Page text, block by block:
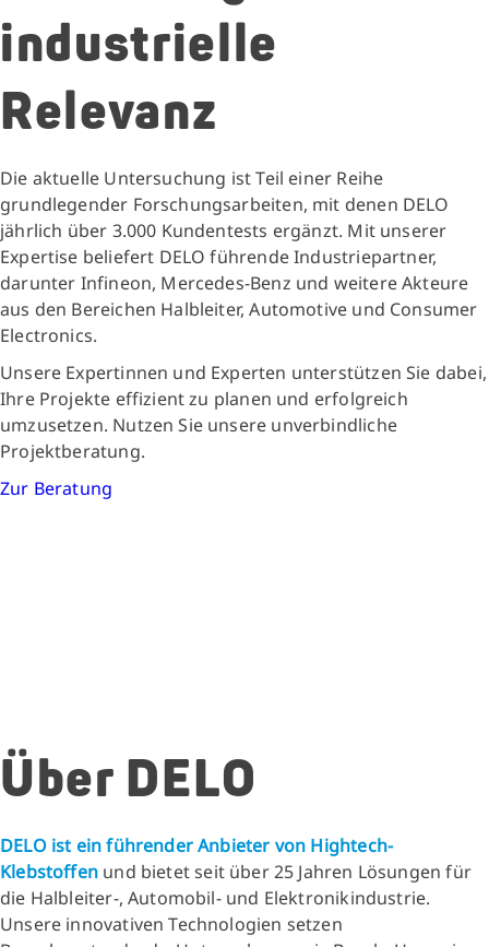
industrielle
Relevanz
Die aktuelle Untersuchung ist Teil einer Reihe
grundlegender Forschungsarbeiten, mit denen DELO
jährlich über 3.000 Kundentests ergänzt. Mit unserer
Expertise beliefert DELO führende Industriepartner,
darunter Infineon, Mercedes-Benz und weitere Akteure
aus den Bereichen Halbleiter, Automotive und Consumer
Electronics.
Unsere Expertinnen und Experten unterstützen Sie dabei,
Ihre Projekte effizient zu planen und erfolgreich
umzusetzen. Nutzen Sie unsere unverbindliche
Projektberatung.
Zur Beratung
Über DELO
DELO ist ein führender Anbieter von Hightech-
Klebstoffenund bietet seit über 25 Jahren Lösungen für
die Halbleiter-, Automobil- und Elektronikindustrie.
Unsere innovativen Technologien setzen